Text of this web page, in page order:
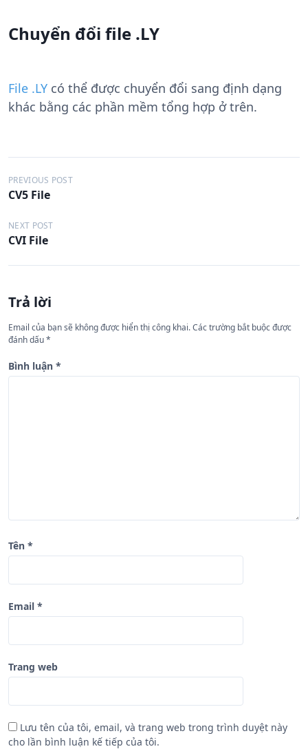
Chuyển đổi file .LY
File .LY có thể được chuyển đổi sang định dạng
khác bằng các phần mềm tổng hợp ở trên.
Đ
i
ề
u
h
ớ
n
g
b
PREVIOUS POST
CV5 File
NEXT POST
CVI File
Trả lời
Email của bạn sẽ không được hiển thị công khai.Các trường bắt buộc được
đánh dấu*
Bình luận *
Tên *
Email *
Trang web
Lưu tên của tôi, email, và trang web trong trình duyệt này
cho lần bình luận kế tiếp của tôi.